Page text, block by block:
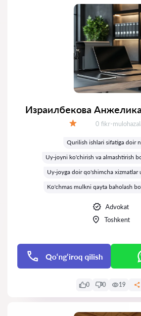
Израилбекова
Fikrlar:
0 fikr-
Qurilish ishlari sifatiga doir
Uy-joyni ko'chirish va almashtirish
Uy-joyga doir qo'shimcha xizmatlar
Ko'chmas mulkni qayta baholash
Advokat
Toshkent
Qo‘ng‘iroq qilish
0 0 19